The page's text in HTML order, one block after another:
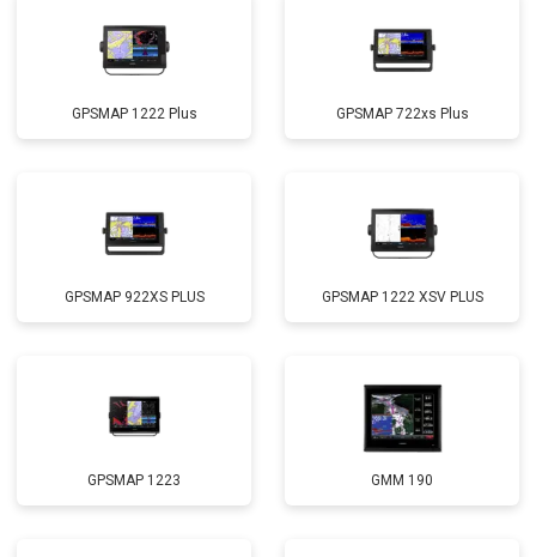
GPSMAP 1222 Plus GPSMAP 722xs Plus
GPSMAP 922XS PLUS GPSMAP 1222 XSV PLUS
GPSMAP 1223 GMM 190